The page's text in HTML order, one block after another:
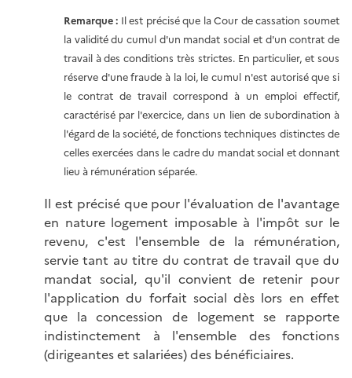
Remarque : Il est précisé que la Cour de cassation soumet
la validité du cumul d'un mandat social et d'un contrat de
travail à des conditions très strictes. En particulier, et sous
réserve d'une fraude à la loi, le cumul n'est autorisé que si
le contrat de travail correspond à un emploi effectif,
caractérisé par l'exercice, dans un lien de subordination à
l'égard de la société, de fonctions techniques distinctes de
celles exercées dans le cadre du mandat social et donnant
lieu à rémunération séparée.
Il est précisé que pour l'évaluation de l'avantage
en nature logement imposable à l'impôt sur le
revenu, c'est l'ensemble de la rémunération,
servie tant au titre du contrat de travail que du
mandat social, qu'il convient de retenir pour
l'application du forfait social dès lors en effet
que la concession de logement se rapporte
indistinctement à l'ensemble des fonctions
(dirigeantes et salariées) des bénéficiaires.